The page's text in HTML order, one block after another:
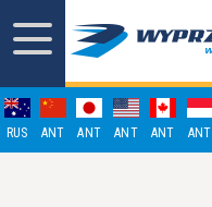
RUS ANT ANT ANT ANT ANT